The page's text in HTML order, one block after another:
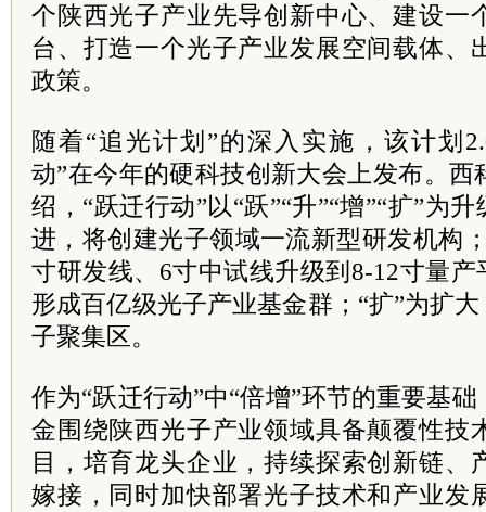
个陕西光子产业先导创新中心、建设一
台、打造一个光子产业发展空间载体、
政策。
随着“追光计划”的深入实施，该计划
动”在今年的硬科技创新大会上发布。
绍，“跃迁行动”以“跃”“升”“增”“扩”为
进，将创建光子领域一流新型研发机构
寸研发线、6寸中试线升级到8-12寸量产
形成百亿级光子产业基金群；“扩”为扩
子聚集区。
作为“跃迁行动”中“倍增”环节的重要基
金围绕陕西光子产业领域具备颠覆性技
目，培育龙头企业，持续探索创新链、
嫁接，同时加快部署光子技术和产业发